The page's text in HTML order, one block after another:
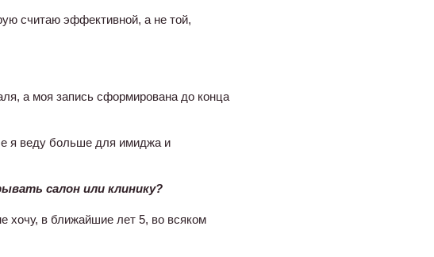
считаю эффективной, а не той,
а моя запись сформирована до конца
я веду больше для имиджа и
салон или клинику?
хочу, в ближайшие лет 5, во всяком